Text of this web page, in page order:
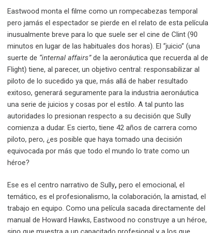
Eastwood monta el filme como un rompecabezas temporal
pero jamás el espectador se pierde en el relato de esta película
inusualmente breve para lo que suele ser el cine de Clint (90
minutos en lugar de las habituales dos horas). El “juicio” (una
suerte de “internal affairs”de la aeronáutica que recuerda al de
Flight) tiene, al parecer, un objetivo central: responsabilizar al
piloto de lo sucedido ya que, más allá de haber resultado
exitoso, generará seguramente para la industria aeronáutica
una serie de juicios y cosas por el estilo. A tal punto las
autoridades lo presionan respecto a su decisión que Sully
comienza a dudar. Es cierto, tiene 42 años de carrera como
piloto, pero, ¿es posible que haya tomado una decisión
equivocada por más que todo el mundo lo trate como un
héroe?
Ese es el centro narrativo de Sully, pero el emocional, el
temático, es el profesionalismo, la colaboración, la amistad, el
trabajo en equipo. Como una película sacada directamente del
manual de Howard Hawks, Eastwood no construye a un héroe,